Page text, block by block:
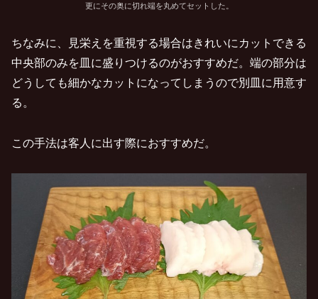
更にその奥に切れ端を丸めてセットした。
ちなみに、見栄えを重視する場合はきれいにカットできる
中央部のみを皿に盛りつけるのがおすすめだ。端の部分は
どうしても細かなカットになってしまうので別皿に用意す
る。
この手法は客人に出す際におすすめだ。